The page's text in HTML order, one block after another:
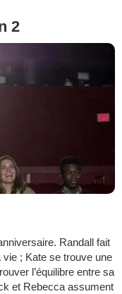
2
Randall fait
; Kate se trouve une
l’équilibre entre sa
et Rebecca assument